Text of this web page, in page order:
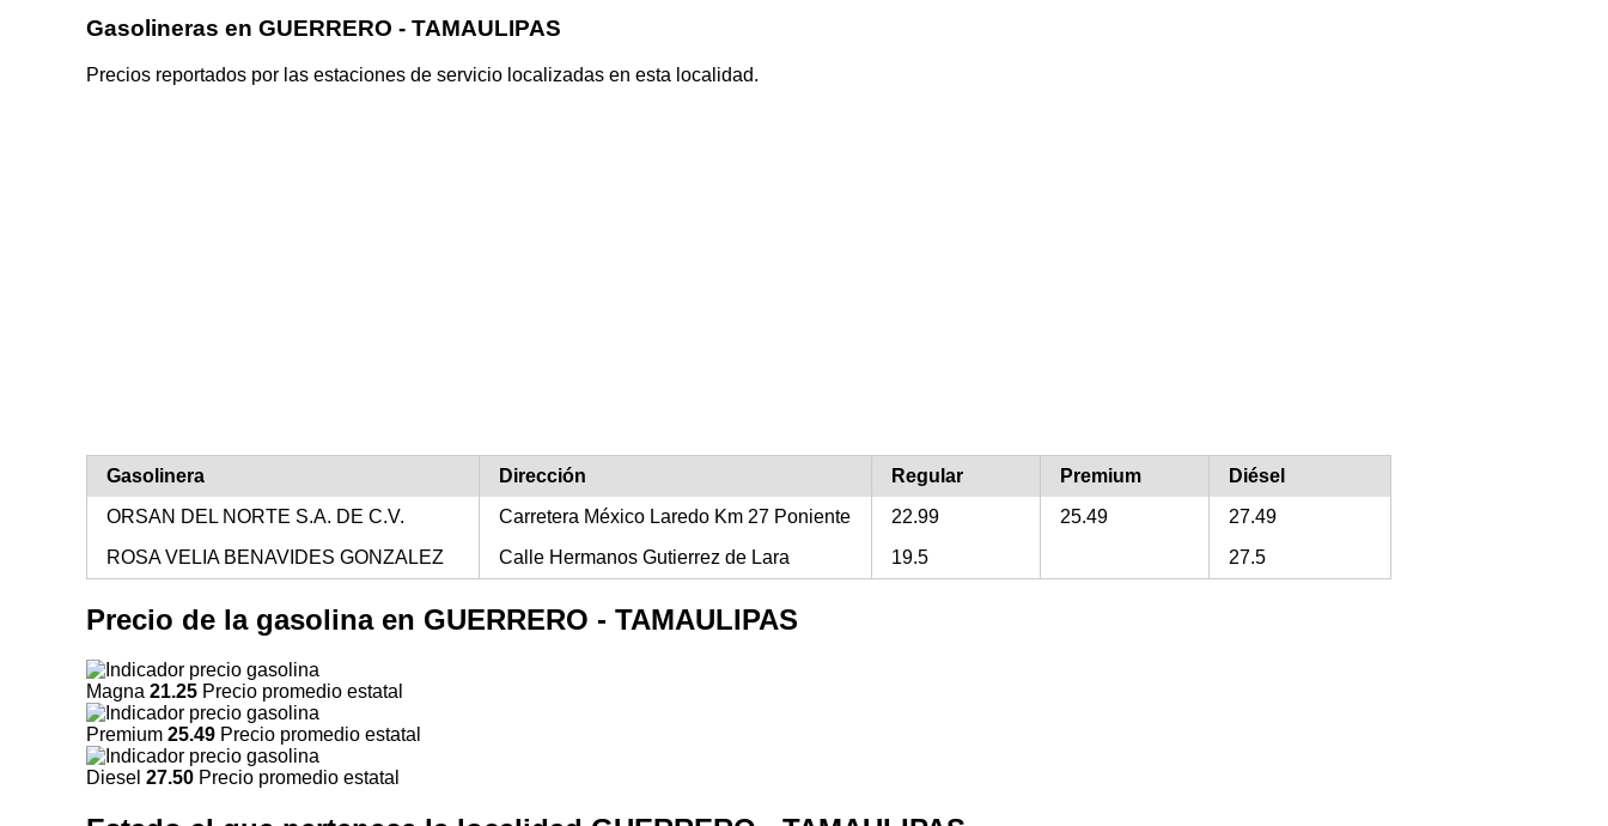
Gasolineras en GUERRERO - TAMAULIPAS
Precios reportados por las estaciones de servicio localizadas en esta localidad.
Gasolinera Dirección Regular Premium
Diésel
ORSAN DEL NORTE S.A. DE C.V.
Carretera México Laredo Km 27 Poniente 22.99 25.49
27.49
ROSA VELIA BENAVIDES GONZALEZ
Calle Hermanos Gutierrez de Lara 19.5 27.5
Precio de la gasolina en GUERRERO - TAMAULIPAS
Magna 21.25 Precio promedio estatal
Premium 25.49 Precio promedio estatal
Diesel 27.50 Precio promedio estatal